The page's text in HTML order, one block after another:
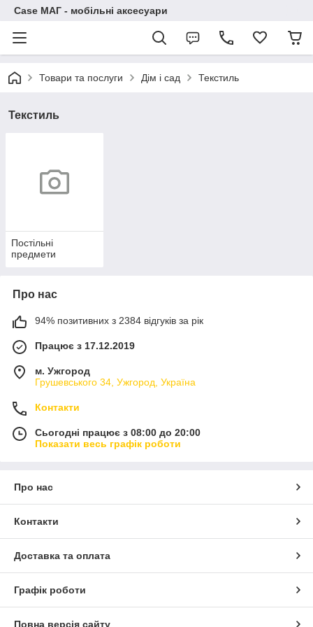
Case МАГ - мобільні аксесуари
Товари та послуги Дім і сад Текстиль
Текстиль
Постільні
предмети
Про нас
94% позитивних з 2384 відгуків за рік
Працює з 17.12.2019
м. Ужгород
Грушевського 34, Ужгород, Україна
Контакти
Сьогодні працює з 08:00 до 20:00
Показати весь графік роботи
Про нас
Контакти
Доставка та оплата
Графік роботи
Повна версія сайту